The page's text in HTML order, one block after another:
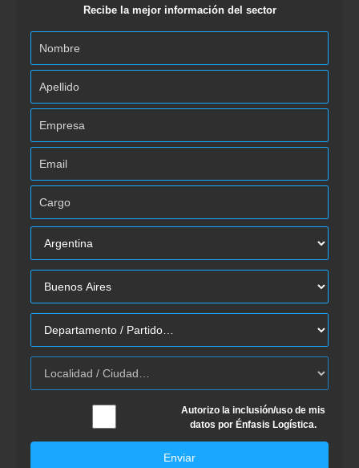
Recibe la mejor información del sector
Autorizo la inclusión/uso de mis
datos por Énfasis Logística.
Enviar